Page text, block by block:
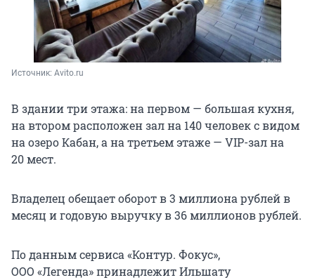
Источник: Avito.ru
В здании три этажа: на первом — большая кухня,
на втором расположен зал на 140 человекс видом
на озеро Кабан, а на третьем этаже — VIP-зал на
20 мест.
Владелец обещает оборот в3 миллионарублей в
месяц и годовую выручку в36 миллионоврублей.
По данным сервиса «Контур. Фокус»,
ООО «Легенда» принадлежит Ильшату